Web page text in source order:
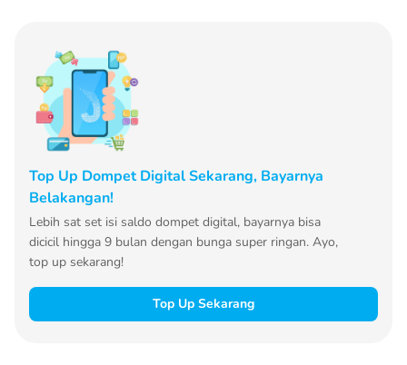
Top Up Dompet Digital Sekarang, Bayarnya
Belakangan!
Lebih sat set isi saldo dompet digital, bayarnya bisa
dicicil hingga 9 bulan dengan bunga super ringan. Ayo,
top up sekarang!
Top Up Sekarang